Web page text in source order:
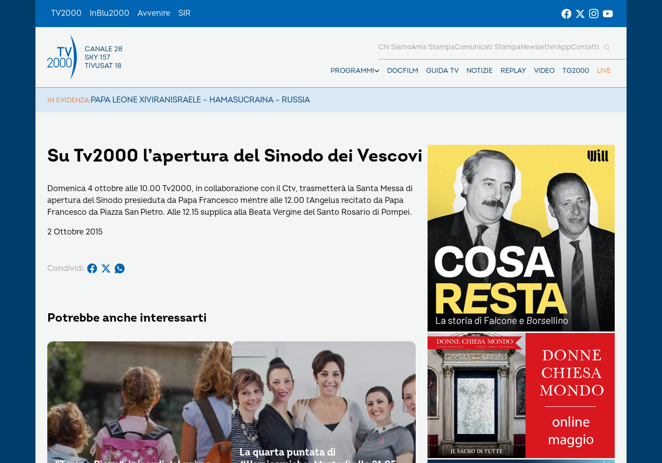
TV2000 InBlu2000 Avvenire SIR
CANALE 28
SKY 157
TIVUSAT 18
PROGRAMMI DOCFILM GUIDA TV NOTIZIE REPLAY VIDEO TG2000 LIVE
Chi SiamoArea StampaComunicati StampaNewsletterAppContatti
IN EVIDENZA:PAPA LEONE XIVIRANISRAELE – HAMASUCRAINA – RUSSIA
Su Tv2000 l’apertura del Sinodo dei Vescovi
Domenica 4 ottobre alle 10.00 Tv2000, in collaborazione con il Ctv, trasmetterà la Santa Messa di
apertura del Sinodo presieduta da Papa Francesco mentre alle 12.00 l’Angelus recitato da Papa
Francesco da Piazza San Pietro. Alle 12.15 supplica alla Beata Vergine del Santo Rosario di Pompei.
2 Ottobre 2015
Condividi:
Potrebbe anche interessarti
La quarta puntata di